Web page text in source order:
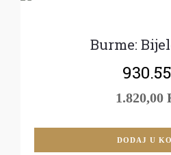
Burme:
930.55
1.820,00
DODAJ U